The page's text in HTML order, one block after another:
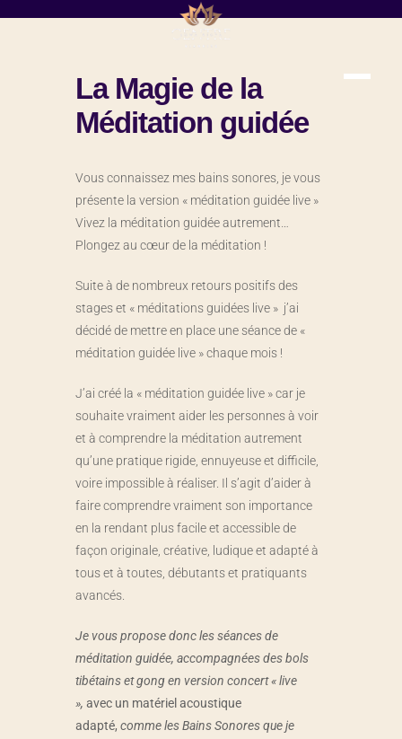
La Magie de la
Méditation guidée
Vous connaissez mes bains sonores, je vous
présente la version « méditation guidée live »
Vivez la méditation guidée autrement…
Plongez au cœur de la méditation !
Suite à de nombreux retours positifs des
stages et « méditations guidées live » j’ai
décidé de mettre en place une séance de «
méditation guidée live » chaque mois !
J’ai créé la « méditation guidée live » car je
souhaite vraiment aider les personnes à voir
et à comprendre la méditation autrement
qu’une pratique rigide, ennuyeuse et difficile,
voire impossible à réaliser. Il s’agit d’aider à
faire comprendre vraiment son importance
en la rendant plus facile et accessible de
façon originale, créative, ludique et adapté à
tous et à toutes, débutants et pratiquants
avancés.
Je vous propose donc les séances de
méditation guidée, accompagnées des bols
tibétains et gong en version concert « live
», avec un matériel acoustique
adapté, comme les Bains Sonores que je